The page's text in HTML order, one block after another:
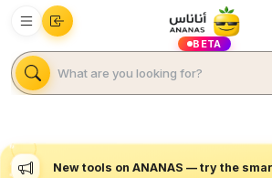
BETA
New tools on ANANAS — try the